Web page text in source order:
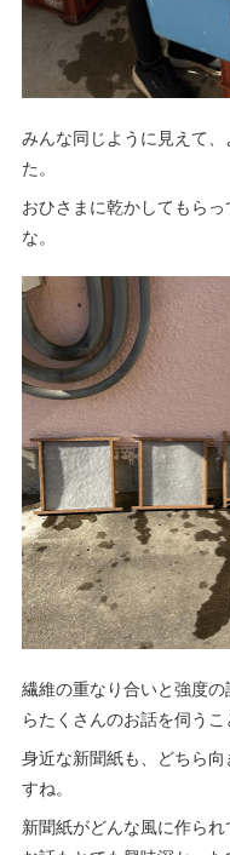
みんな同じように見えて
た。
おひさまに乾かしてもら
な。
繊維の重なり合いと強度
らたくさんのお話を伺うこ
身近な新聞紙も、どちら
すね。
新聞紙がどんな風に作ら